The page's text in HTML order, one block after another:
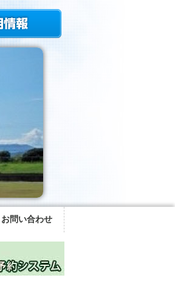
お問い合わせ